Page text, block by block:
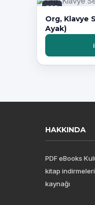
PDF
Org, Klavye
Ayak)
HAKKINDA
PDF eBooks
kitap
kaynağı